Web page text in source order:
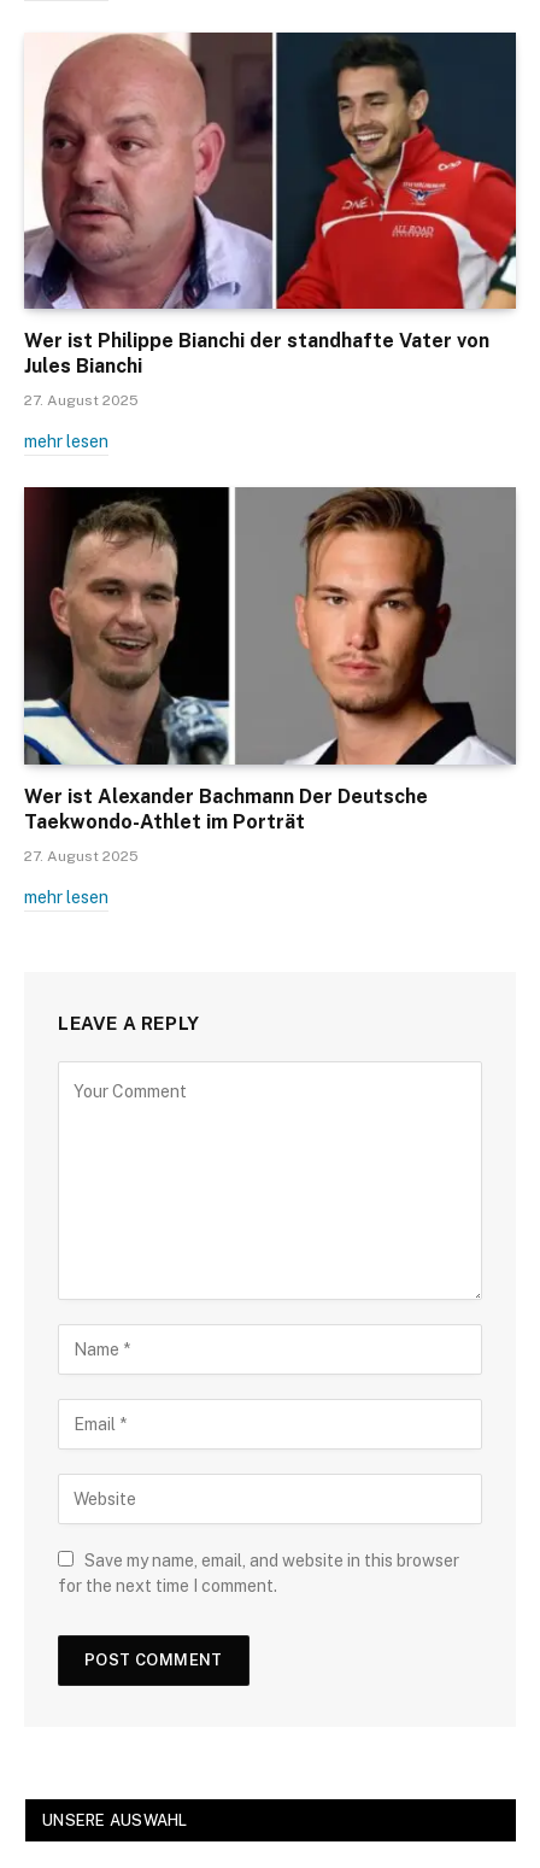
Wer ist Philippe Bianchi der standhafte Vater von
Jules Bianchi
27. August 2025
mehr lesen
Wer ist Alexander Bachmann Der Deutsche
Taekwondo-Athlet im Porträt
27. August 2025
mehr lesen
LEAVE A REPLY
Save my name, email, and website in this browser
for the next time I comment.
UNSERE AUSWAHL